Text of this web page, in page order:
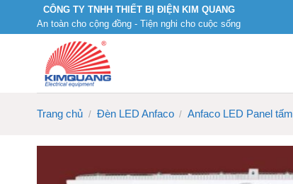
CÔNG TY TNHH THIẾT BỊ ĐIỆN KIM QUANG
An toàn cho cộng đồng - Tiện nghi cho cuộc sống
Trang chủ / Đèn LED Anfaco / Anfaco LED Panel tấm